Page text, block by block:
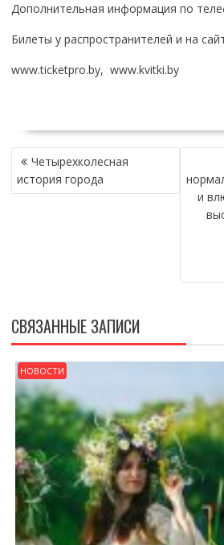
Дополнительная информация по
Билеты у распространителей и на
www.ticketpro.by, www.kvitki.by
НАВИГАЦИЯ
ПО
ЗАПИСЯМ
Четырехколесная
история города
и
СВЯЗАННЫЕ ЗАПИСИ
НОВОСТИ